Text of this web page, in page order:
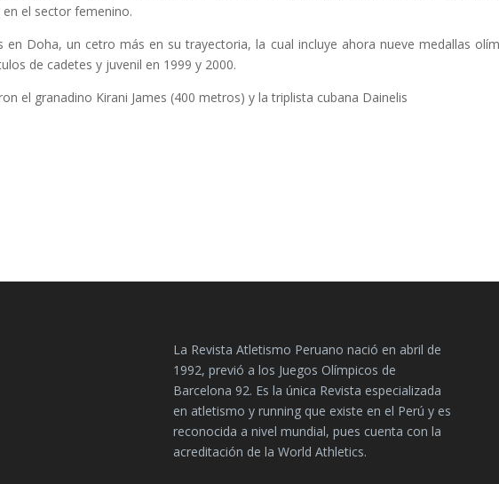
el sector femenino.
en Doha, un cetro más en su trayectoria, la cual incluye ahora nueve medallas
de cadetes y juvenil en 1999 y 2000.
el granadino Kirani James (400 metros) y la triplista cubana Dainelis
La Revista Atletismo Peruano nació en abril de
1992, previó a los Juegos Olímpicos de
Barcelona 92. Es la única Revista especializada
en atletismo y running que existe en el Perú y es
reconocida a nivel mundial, pues cuenta con la
acreditación de la World Athletics.